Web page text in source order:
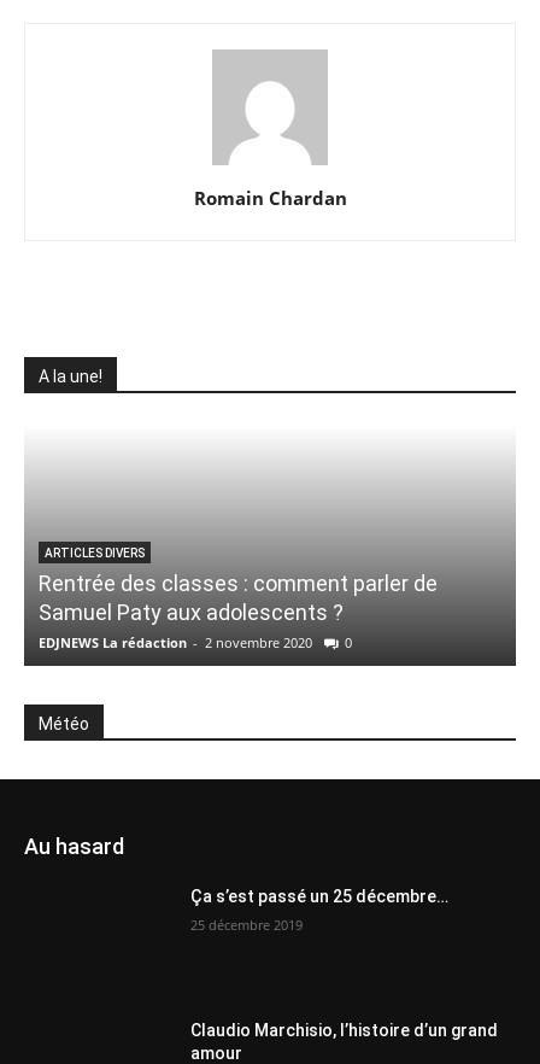
Romain Chardan
A la une!
ARTICLES DIVERS
Rentrée des classes : comment parler de
Samuel Paty aux adolescents ?
EDJNEWS La rédaction - 2 novembre 2020 0
Météo
Au hasard
Ça s’est passé un 25 décembre…
25 décembre 2019
Claudio Marchisio, l’histoire d’un grand
amour